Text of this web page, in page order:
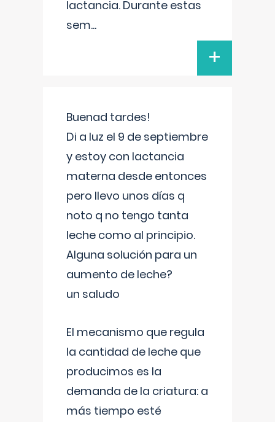
lactancia. Durante estas
sem...
+
Buenad tardes!
Di a luz el 9 de septiembre
y estoy con lactancia
materna desde entonces
pero llevo unos días q
noto q no tengo tanta
leche como al principio.
Alguna solución para un
aumento de leche?
un saludo
El mecanismo que regula
la cantidad de leche que
producimos es la
demanda de la criatura: a
más tiempo esté